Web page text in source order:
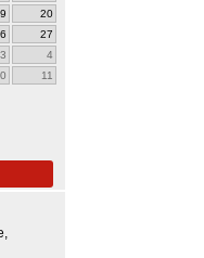
20
27
3
4
11